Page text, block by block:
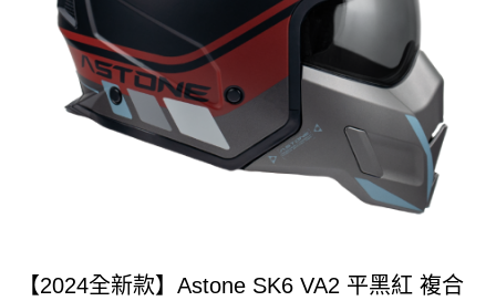
【2024全新款】Astone SK6 VA2 平黑紅 複合